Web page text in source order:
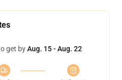
get byAug. 15 - Aug. 22